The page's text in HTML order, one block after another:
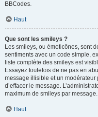
BBCodes.
Haut
Que sont les smileys ?
Les smileys, ou émoticônes, sont
sentiments avec un code simple,
liste complète des smileys est
Essayez toutefois de ne pas en
message illisible et un
d’effacer le message.
maximum de smileys par message.
Haut